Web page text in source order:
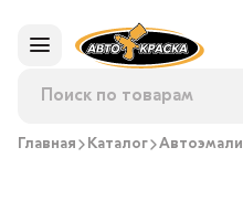
Главная Каталог Автоэмали